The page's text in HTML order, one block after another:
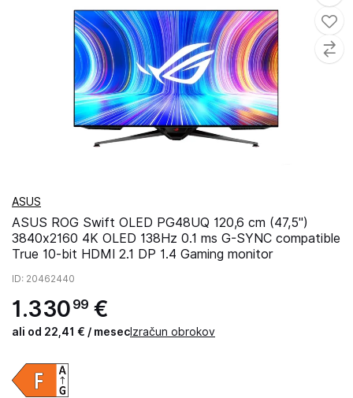
ASUS
ASUS ROG Swift OLED PG48UQ 120,6 cm (47,5")
3840x2160 4K OLED 138Hz 0.1 ms G-SYNC compatible
True 10-bit HDMI 2.1 DP 1.4 Gaming monitor
ID: 20462440
1.330 99 €
ali od 22,41 € / mesec Izračun obrokov